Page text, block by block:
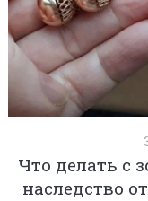
Что делать с
наследство